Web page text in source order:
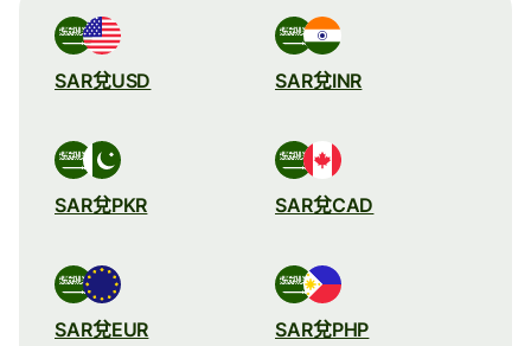
SAR兌USD SAR兌INR
SAR兌PKR SAR兌CAD
SAR兌EUR SAR兌PHP